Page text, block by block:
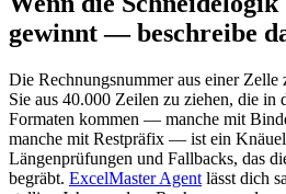
gewinnt — beschreibe
Die Rechnungsnummer aus einer
Sie aus 40.000 Zeilen zu ziehen, die in
Formaten kommen — manche mit
manche mit Restpräfix — ist ein
Längenprüfungen und Fallbacks, das
begräbt. ExcelMaster Agent lässt dich